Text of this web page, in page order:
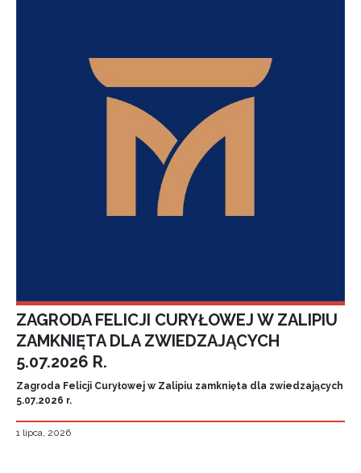
ZAGRODA FELICJI CURYŁOWEJ W ZALIPIU
ZAMKNIĘTA DLA ZWIEDZAJĄCYCH
5.07.2026 R.
Zagroda Felicji Curyłowej w Zalipiu zamknięta dla zwiedzających
5.07.2026 r.
1 lipca, 2026